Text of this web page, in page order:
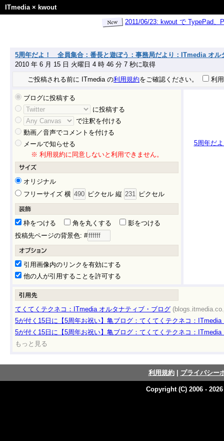
ITmedia× kwout
2011/06/23: kwout で TypePad
5周年だよ！ 全員集合：番長と遊ぼう：事務局だより：ITmedia オル
2010 年 6 月 15 日 火曜日 4 時 46 分 7 秒に取得
ご投稿される前に ITmedia の利用規約をご確認ください。 利
ブログに投稿する
に投稿する
で注釈を付ける
動画／音声でコメントを付ける
メールで知らせる
※ 利用規約に同意しないと利用できません。
オリジナル
フリーサイズ 横
ピクセル 縦 ピクセル
枠をつける 角を丸くする
影をつける
投稿先ページの背景色: #
引用画像内のリンクを有効にする
他の人が引用することを許可する
5周年だ
てくてくテクネコ：ITmedia オルタナティブ・ブログ
5が付く15日に【5周年お祝い】亀ブログ：てくてくテクネコ：
5が付く15日に【5周年お祝い】亀ブログ：てくてくテクネコ：
もっと見る
利用規約| プライバシー
Copyright (C) 2006 -